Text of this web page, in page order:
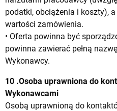
podatki, obciążenia i koszty),
wartości zamówienia.
• Oferta powinna być
powinna zawierać pełną
Wykonawcy.
10 .Osoba uprawniona do
Wykonawcami
Osobą uprawnioną do